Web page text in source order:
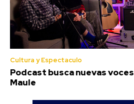
Cultura y Espectaculo
Podcast busca nuevas
Maule